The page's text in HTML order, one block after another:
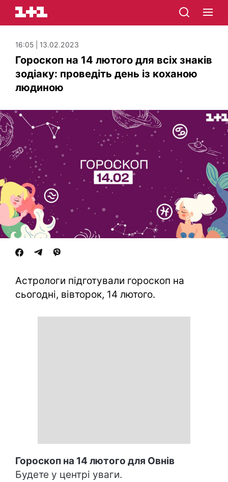
16:05 | 13.02.2023
Гороскоп на 14 лютого для всіх знаків
зодіаку: проведіть день із коханою
людиною
Астрологи підготували гороскоп на
сьогодні, вівторок, 14 лютого.
Гороскоп на 14 лютого для Овнів
Будете у центрі уваги.